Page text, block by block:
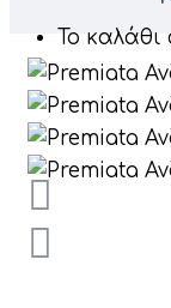
Το καλάθι